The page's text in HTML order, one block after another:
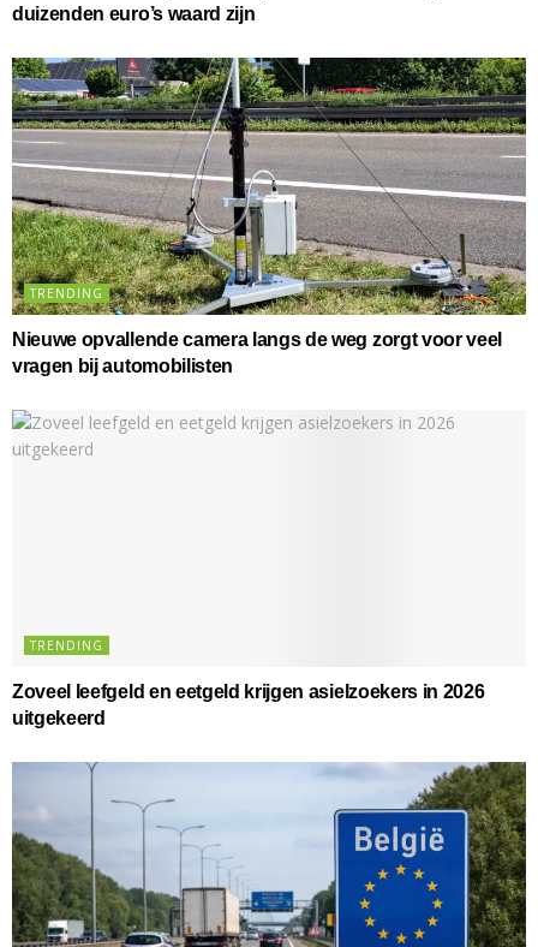
duizenden euro’s waard zijn
TRENDING
Nieuwe opvallende camera langs de weg zorgt voor veel
vragen bij automobilisten
TRENDING
Zoveel leefgeld en eetgeld krijgen asielzoekers in 2026
uitgekeerd